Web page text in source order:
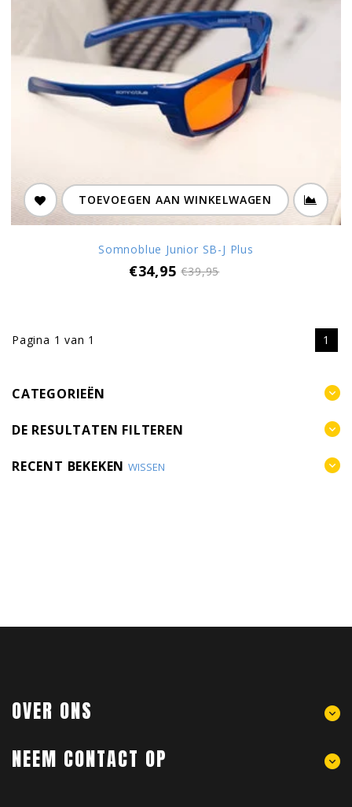
TOEVOEGEN AAN WINKELWAGEN
Somnoblue Junior SB-J Plus
€34,95€39,95
Pagina 1 van 1 1
CATEGORIEËN
DE RESULTATEN FILTEREN
RECENT BEKEKEN WISSEN
OVER ONS
NEEM CONTACT OP